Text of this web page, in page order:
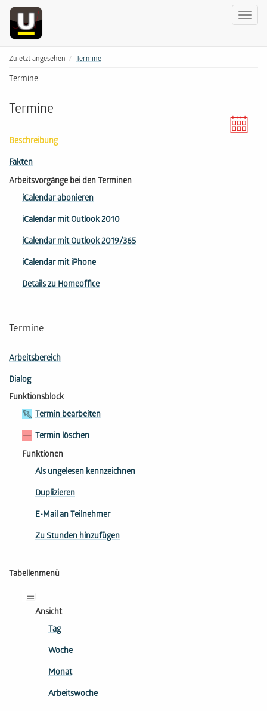
Zuletzt angesehen Termine
Termine
Termine
Beschreibung
Fakten
Arbeitsvorgänge bei den Terminen
iCalendar abonieren
iCalendar mit Outlook 2010
iCalendar mit Outlook 2019/365
iCalendar mit iPhone
Details zu Homeoffice
Termine
Arbeitsbereich
Dialog
Funktionsblock
Termin bearbeiten
Termin löschen
Funktionen
Als ungelesen kennzeichnen
Duplizieren
E-Mail an Teilnehmer
Zu Stunden hinzufügen
Tabellenmenü
Ansicht
Tag
Woche
Monat
Arbeitswoche